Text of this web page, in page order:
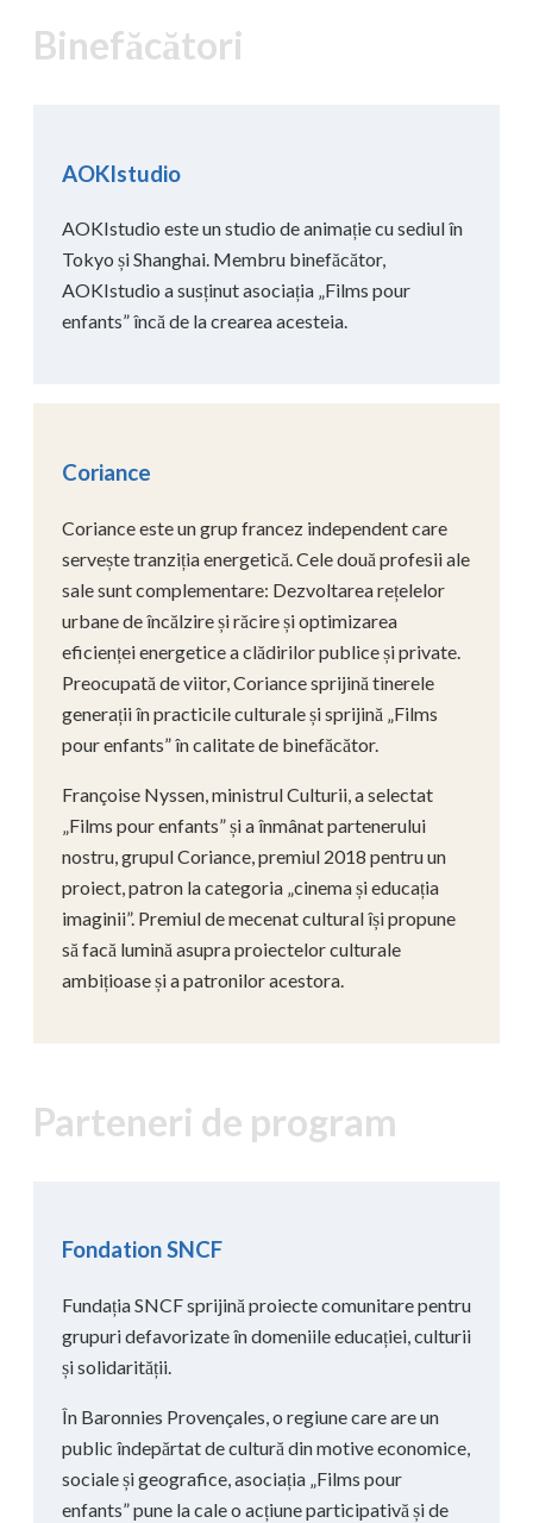
Binefăcători
AOKIstudio
AOKIstudio este un studio de animație cu sediul în
Tokyo și Shanghai. Membru binefăcător,
AOKIstudio a susținut asociația „Films pour
enfants” încă de la crearea acesteia.
Coriance
Coriance este un grup francez independent care
servește tranziția energetică. Cele două profesii ale
sale sunt complementare: Dezvoltarea rețelelor
urbane de încălzire și răcire și optimizarea
eficienței energetice a clădirilor publice și private.
Preocupată de viitor, Coriance sprijină tinerele
generații în practicile culturale și sprijină „Films
pour enfants” în calitate de binefăcător.
Françoise Nyssen, ministrul Culturii, a selectat
„Films pour enfants” și a înmânat partenerului
nostru, grupul Coriance, premiul 2018 pentru un
proiect, patron la categoria „cinema și educația
imaginii”. Premiul de mecenat cultural își propune
să facă lumină asupra proiectelor culturale
ambițioase și a patronilor acestora.
Parteneri de program
Fondation SNCF
Fundația SNCF sprijină proiecte comunitare pentru
grupuri defavorizate în domeniile educației, culturii
și solidarității.
În Baronnies Provençales, o regiune care are un
public îndepărtat de cultură din motive economice,
sociale și geografice, asociația „Films pour
enfants” pune la cale o acțiune participativă și de